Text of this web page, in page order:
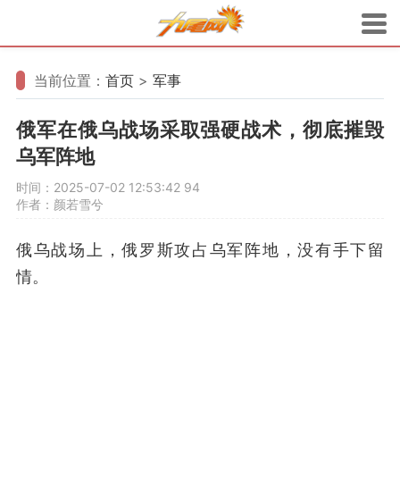
当前位置： 首页 > 军事
俄军在俄乌战场采取强硬战术，彻底摧毁
乌军阵地
时间：2025-07-02 12:53:42 94
作者：颜若雪兮
俄乌战场上，俄罗斯攻占乌军阵地，没有手下留
情。